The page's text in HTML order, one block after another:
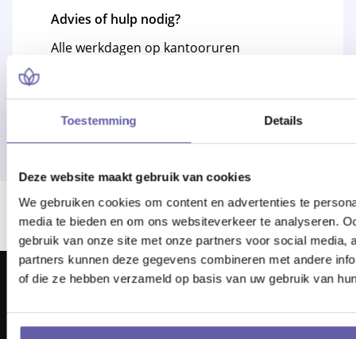
Toestemming Details
Deze website maakt gebruik van cookies
We gebruiken cookies om content en advertenties te
media te bieden en om ons websiteverkeer te analyseren.
gebruik van onze site met onze partners voor social media,
partners kunnen deze gegevens combineren met andere
of die ze hebben verzameld op basis van uw gebruik van
Advies of hulp nodig?
Alle werkdagen op kantooruren
Of bel 088 - 170 1500
Er ging iets mis bij het laden van locaties.